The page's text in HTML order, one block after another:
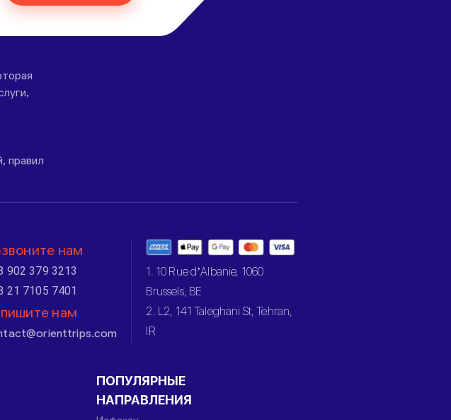
правил
нам
902 379 3213
21 7105 7401
нам
1. 10 Rue d’Albanie, 1060
Brussels, BE
2. L2, 141 Taleghani St, Tehran,
IR
ПОПУЛЯРНЫЕ
НАПРАВЛЕНИЯ